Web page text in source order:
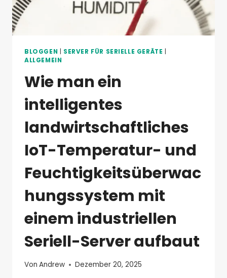
BLOGGEN SERVER FÜR SERIELLE GERÄTE
ALLGEMEIN
Wie man ein
intelligentes
landwirtschaftliches
IoT-Temperatur- und
Feuchtigkeitsüberwac
hungssystem mit
einem industriellen
Seriell-Server aufbaut
Von Andrew Dezember 20, 2025